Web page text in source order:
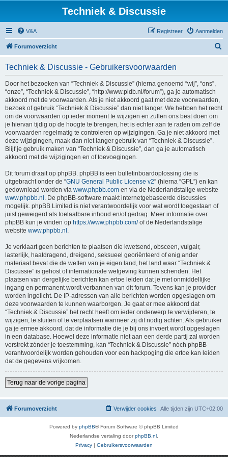
Techniek & Discussie
V&A Aanmelden
Registreer
Forumoverzicht
Techniek & Discussie - Gebruikersvoorwaarden
Door het bezoeken van “Techniek & Discussie” (hierna genoemd “wij”, “ons”,
“onze”, “Techniek & Discussie”, “http://www.pldb.nl/forum”), ga je automatisch
akkoord met de voorwaarden. Als je niet akkoord gaat met deze voorwaarden,
bezoek of gebruik “Techniek & Discussie” dan niet langer. We hebben het recht
om de voorwaarden op ieder moment te wijzigen en zullen ons best doen om
je hiervan tijdig op de hoogte te brengen, het is echter aan te raden om zelf de
voorwaarden regelmatig te controleren op wijzigingen. Ga je niet akkoord met
deze wijzigingen, maak dan niet langer gebruik van “Techniek & Discussie”.
Blijf je gebruik maken van “Techniek & Discussie”, dan ga je automatisch
akkoord met de wijzigingen en of toevoegingen.
Dit forum draait op phpBB. phpBB is een bulletinboardoplossing die is
uitgebracht onder de “GNU General Public License v2” (hierna “GPL”) en kan
gedownload worden via www.phpbb.com en via de Nederlandstalige website
www.phpbb.nl . De phpBB-software maakt internetgebaseerde discussies
mogelijk. phpBB Limited is niet verantwoordelijk voor wat wordt toegestaan of
juist geweigerd als toelaatbare inhoud en/of gedrag. Meer informatie over
phpBB kun je vinden op https://www.phpbb.com/of de Nederlandstalige
website www.phpbb.nl .
Je verklaart geen berichten te plaatsen die kwetsend, obsceen, vulgair,
lasterlijk, haatdragend, dreigend, seksueel georiënteerd of enig ander
materiaal bevat die de wetten van je eigen land, het land waar “Techniek &
Discussie” is gehost of internationale wetgeving kunnen schenden. Het
plaatsen van dergelijke berichten kan ertoe leiden dat je met onmiddellijke
ingang en permanent wordt verbannen van dit forum. Tevens kan je provider
worden ingelicht. De IP-adressen van alle berichten worden opgeslagen om
deze voorwaarden te kunnen waarborgen. Je gaat er mee akkoord dat
“Techniek & Discussie” het recht heeft om ieder onderwerp te verwijderen, te
wijzigen, te sluiten of te verplaatsen wanneer zij dit nodig achten. Als gebruiker
ga je ermee akkoord, dat de informatie die je bij ons invoert wordt opgeslagen
in een database. Hoewel deze informatie niet aan een derde partij zal worden
verstrekt zónder je toestemming, kan “Techniek & Discussie” nóch phpBB
verantwoordelijk worden gehouden voor een hackpoging die ertoe kan leiden
dat de gegevens vrijkomen.
Terug naar de vorige pagina
Forumoverzicht Alle tijden zijn UTC+02:00
Verwijder cookies
Powered by phpBB® Forum Software © phpBB Limited
Nederlandse vertaling doorphpBB.nl
Privacy | Gebruikersvoorwaarden